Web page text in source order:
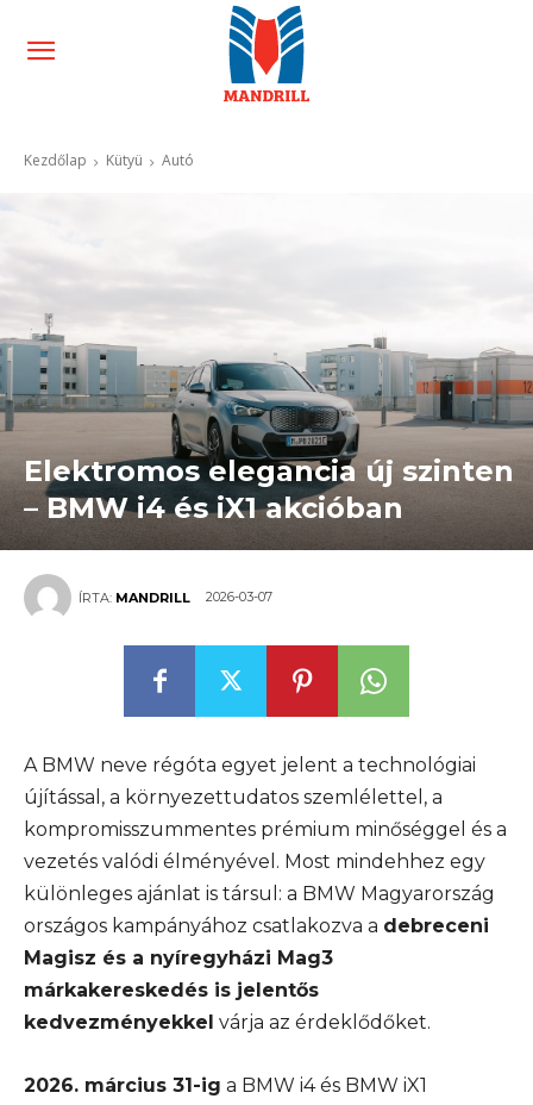
Kezdőlap Kütyü Autó
Elektromos elegancia új szinten
– BMW i4 és iX1 akcióban
ÍRTA: MANDRILL 2026-03-07
A BMW neve régóta egyet jelent a technológiai
újítással, a környezettudatos szemlélettel, a
kompromisszummentes prémium minőséggel és a
vezetés valódi élményével. Most mindehhez egy
különleges ajánlat is társul: a BMW Magyarország
országos kampányához csatlakozva a debreceni
Magisz és a nyíregyházi Mag3
márkakereskedés is jelentős
kedvezményekkel várja az érdeklődőket.
2026. március 31-ig a BMW i4 és BMW iX1